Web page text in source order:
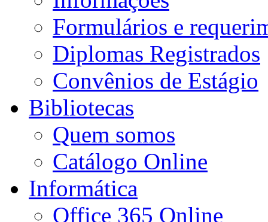
Formulários e
Diplomas Registrados
Convênios de Estágio
Bibliotecas
Quem somos
Catálogo Online
Informática
Office 365 Online